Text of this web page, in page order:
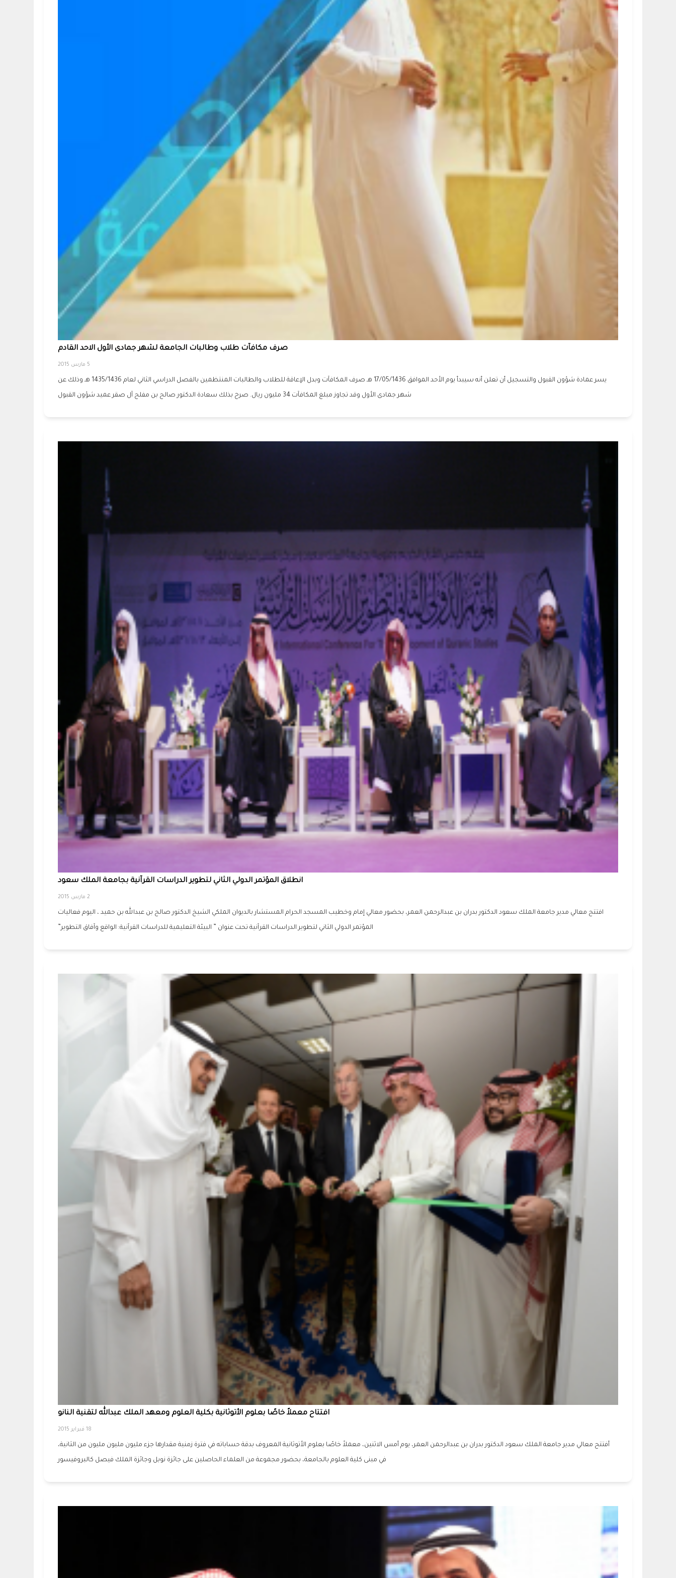
صرف مكافآت طلاب وطالبات الجامعة لشهر جمادى الأول الاحد القادم
5 مارس 2015
يسر عمادة شؤون القبول والتسجيل أن تعلن أنه سيبدأ يوم الأحد الموافق 17/05/1436 هـ صرف المكافآت وبدل الإعاقة للطلاب والطالبات المنتظمين بالفصل الدراسي الثاني لعام 1435/1436 هـ وذلك عن
شهر جمادى الأول وقد تجاوز مبلغ المكافآت 34 مليون ريال. صرح بذلك سعادة الدكتور صالح بن مفلح آل صقر عميد شؤون القبول
انطلاق المؤتمر الدولي الثاني لتطوير الدراسات القرآنية بجامعة الملك سعود
2 مارس 2015
افتتح معالي مدير جامعة الملك سعود الدكتور بدران بن عبدالرحمن العمر، بحضور معالي إمام وخطيب المسجد الحرام المستشار بالديوان الملكي الشيخ الدكتور صالح بن عبدالله بن حميد ، اليوم فعاليات
المؤتمر الدولي الثاني لتطوير الدراسات القرآنية تحت عنوان ” البيئة التعليمية للدراسات القرآنية: الواقع وآفاق التطوير”
افتتاح معملاً خاصًا بعلوم الأتوثانية بكلية العلوم ومعهد الملك عبدالله لتقنية النانو
18 فبراير 2015
أفتتح معالي مدير جامعة الملك سعود الدكتور بدران بن عبدالرحمن العمر، يوم أمس الاثنين، معملاً خاصًا بعلوم الأتوثانية المعروف بدقة حساباته في فترة زمنية مقدارها جزء مليون مليون مليون من الثانية،
في مبنى كلية العلوم بالجامعة، بحضور مجموعة من العلماء الحاصلين على جائزة نوبل وجائزة الملك فيصل كالبروفيسور